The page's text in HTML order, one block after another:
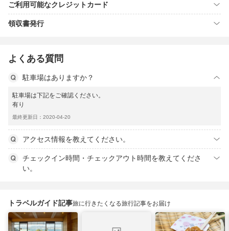
ご利用可能なクレジットカード
領収書発行
よくある質問
駐車場はありますか？
駐車場は下記をご確認ください。
有り
最終更新日：2020-04-20
アクセス情報を教えてください。
チェックイン時間・チェックアウト時間を教えてくださ
い。
トラベルガイド記事旅に行きたくなる旅行記事をお届け